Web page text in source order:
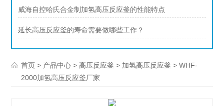
威海自控哈氏合金制加氢高压反应釜的性能特点
延长高压反应釜的寿命需要做哪些工作？
首页 > 产品中心 >高压反应釜 > 加氢高压反应釜 > WHF-
2000加氢高压反应釜厂家